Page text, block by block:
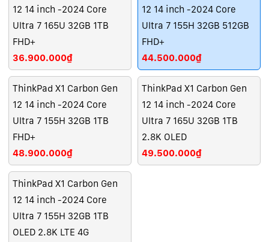
12 14 inch -2024 Core
Ultra 7 165U 32GB 1TB
FHD+
36.900.000₫
12 14 inch -2024 Core
Ultra 7 155H 32GB 512GB
FHD+
44.500.000₫
ThinkPad X1 Carbon Gen
12 14 inch -2024 Core
Ultra 7 155H 32GB 1TB
FHD+
48.900.000₫
ThinkPad X1 Carbon Gen
12 14 inch -2024 Core
Ultra 7 165U 32GB 1TB
2.8K OLED
49.500.000₫
ThinkPad X1 Carbon Gen
12 14 inch -2024 Core
Ultra 7 155H 32GB 1TB
OLED 2.8K LTE 4G